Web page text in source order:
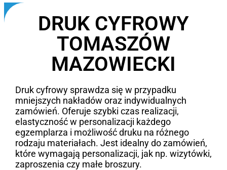
DRUK CYFROWY
TOMASZÓW
MAZOWIECKI
Druk cyfrowy sprawdza się w przypadku
mniejszych nakładów oraz indywidualnych
zamówień. Oferuje szybki czas realizacji,
elastyczność w personalizacji każdego
egzemplarza i możliwość druku na różnego
rodzaju materiałach. Jest idealny do zamówień,
które wymagają personalizacji, jak np. wizytówki,
zaproszenia czy małe broszury.